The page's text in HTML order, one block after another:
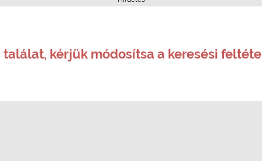
találat, kérjük módosítsa a keresési